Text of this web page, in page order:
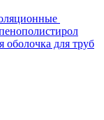
оболочка для труб